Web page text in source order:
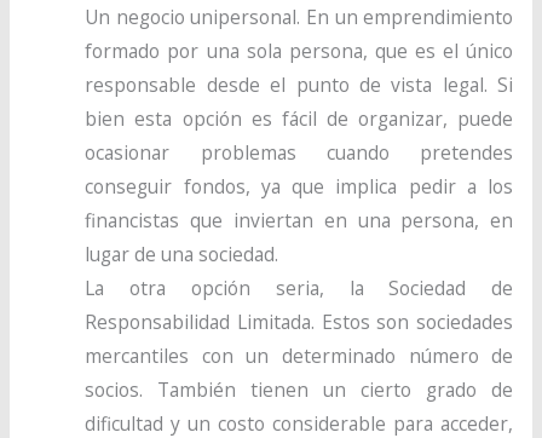
Un negocio unipersonal. En un emprendimiento
formado por una sola persona, que es el único
responsable desde el punto de vista legal. Si
bien esta opción es fácil de organizar, puede
ocasionar problemas cuando pretendes
conseguir fondos, ya que implica pedir a los
financistas que inviertan en una persona, en
lugar de una sociedad.
La otra opción seria, la Sociedad de
Responsabilidad Limitada. Estos son sociedades
mercantiles con un determinado número de
socios. También tienen un cierto grado de
dificultad y un costo considerable para acceder,